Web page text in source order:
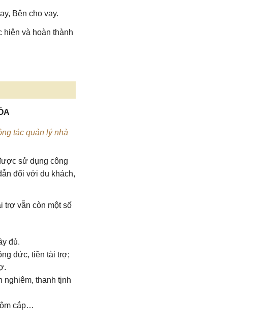
Bên cho vay.
hiện và hoàn thành
tác quản lý nhà
sử dụng công
đối với du khách,
trợ vẫn còn một số
đủ.
đức, tiền tài trợ;
nghiêm, thanh tịnh
cắp…